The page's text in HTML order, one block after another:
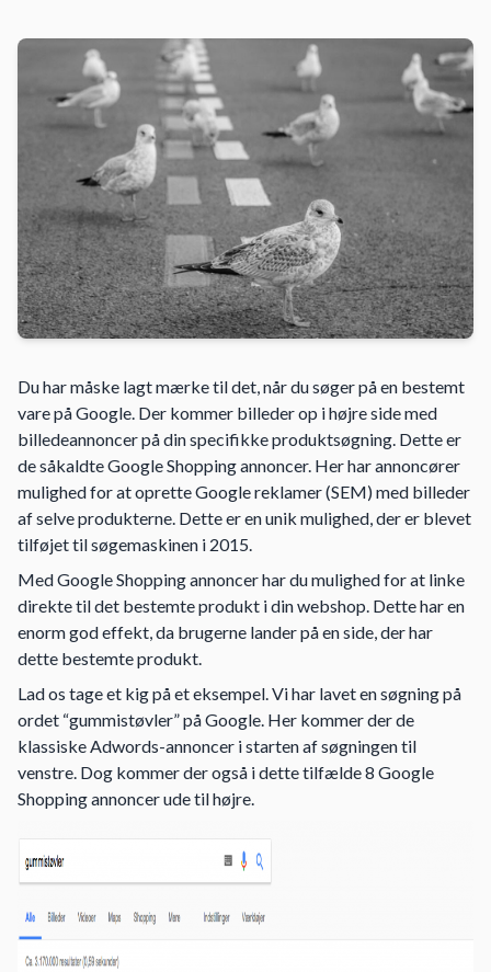
Du har måske lagt mærke til det, når du søger på en bestemt
vare på Google. Der kommer billeder op i højre side med
billedeannoncer på din specifikke produktsøgning. Dette er
de såkaldte Google Shopping annoncer. Her har annoncører
mulighed for at oprette Google reklamer (SEM) med billeder
af selve produkterne. Dette er en unik mulighed, der er blevet
tilføjet til søgemaskinen i 2015.
Med Google Shopping annoncer har du mulighed for at linke
direkte til det bestemte produkt i din webshop. Dette har en
enorm god effekt, da brugerne lander på en side, der har
dette bestemte produkt.
Lad os tage et kig på et eksempel. Vi har lavet en søgning på
ordet “gummistøvler” på Google. Her kommer der de
klassiske Adwords-annoncer i starten af søgningen til
venstre. Dog kommer der også i dette tilfælde 8 Google
Shopping annoncer ude til højre.